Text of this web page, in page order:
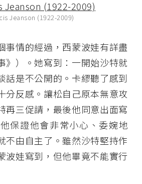
Jeanson (1922-2009)
事情的經過，西蒙波娃有詳盡
》）。她寫到：一開始沙特就
話是不公開的。卡繆聽了感到
分反感。讓松自己原本無意攻
再三促請，最後他同意出面寫
保證他會非常小心、委婉地
不由自主了。雖然沙特堅持作
波娃寫到，但他畢竟不能實行